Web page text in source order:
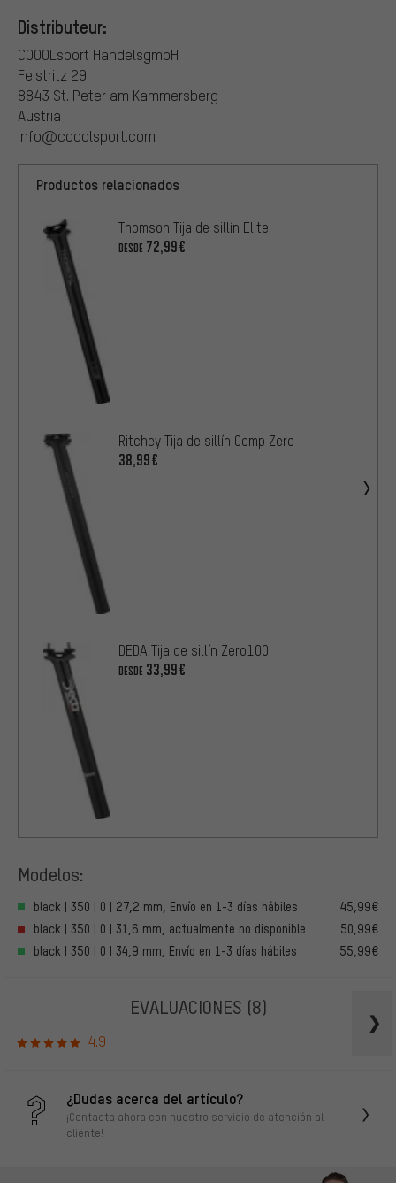
Distributeur:
COOOLsport HandelsgmbH
Feistritz 29
8843 St. Peter am Kammersberg
Austria
info@cooolsport.com
Productos relacionados
Thomson Tija de sillín Elite
DESDE 72,99€
Ritchey Tija de sillín Comp Zero
38,99€
DEDA Tija de sillín Zero100
DESDE 33,99€
Modelos:
black | 350 | 0 | 27,2 mm, Envío en 1-3 días hábiles
45,99€
black | 350 | 0 | 31,6 mm, actualmente no disponible
50,99€
black | 350 | 0 | 34,9 mm, Envío en 1-3 días hábiles
55,99€
EVALUACIONES (8)
4.9
¿Dudas acerca del artículo?
¡Contacta ahora con nuestro servicio de atención al
cliente!